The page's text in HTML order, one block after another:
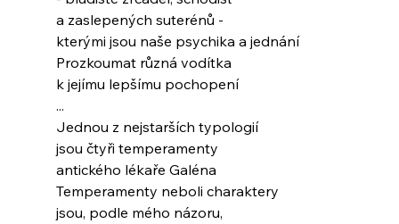
a zaslepených suterénů -
kterými jsou naše psychika a jednání
Prozkoumat různá vodítka
k jejímu lepšímu pochopení
...
Jednou z nejstarších typologií
jsou čtyři temperamenty
antického lékaře Galéna
Temperamenty neboli charaktery
jsou, podle mého názoru,